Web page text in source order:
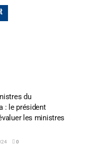
du
: le président
les ministres
0